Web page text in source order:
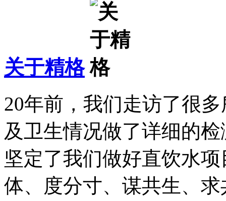
关于精格
20年前，我们走访了很
及卫生情况做了详细的
坚定了我们做好直饮水
体、度分寸、谋共生、